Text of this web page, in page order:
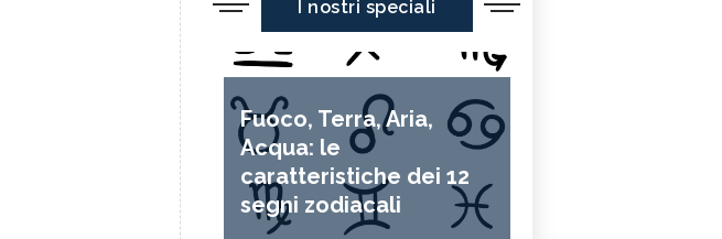
I nostri speciali
Fuoco, Terra, Aria,
Acqua: le
caratteristiche dei 12
segni zodiacali